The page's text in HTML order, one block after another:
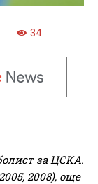
34
за ЦСКА.
2008), още